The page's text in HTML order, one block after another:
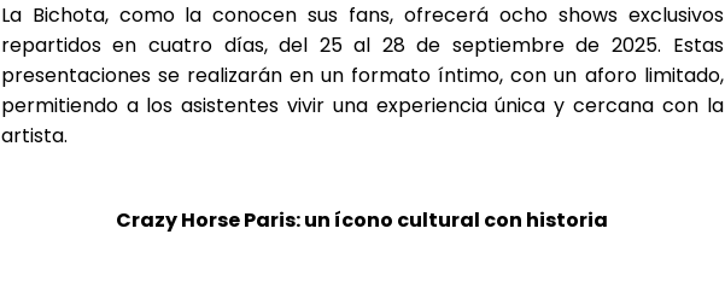
La Bichota, como la conocen sus fans, ofrecerá ocho shows exclusivos
repartidos en cuatro días, del 25 al 28 de septiembre de 2025. Estas
presentaciones se realizarán en un formato íntimo, con un aforo limitado,
permitiendo a los asistentes vivir una experiencia única y cercana con la
artista.
Crazy Horse Paris: un ícono cultural con historia